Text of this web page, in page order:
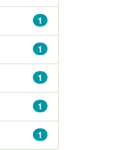
1
1
1
1
1